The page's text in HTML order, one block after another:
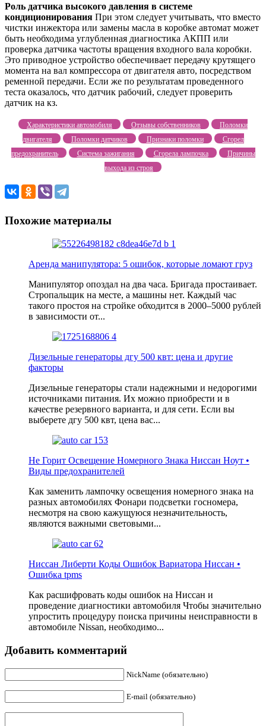
Роль датчика высокого давления в системе
кондиционирования При этом следует учитывать, что вместо
чистки инжектора или замены масла в коробке автомат может
быть необходима углубленная диагностика АКПП или
проверка датчика частоты вращения входного вала коробки.
Это приводное устройство обеспечивает передачу крутящего
момента на вал компрессора от двигателя авто, посредством
ременной передачи. Если же по результатам проведенного
теста оказалось, что датчик рабочий, следует проверить
датчик на кз.
Характеристики автомобиля Отзывы собственников
Поломки
двигателя
Поломки датчиков Признаки поломки
Сгорел
предохранитель
Система зажигания Сгорела лампочка
Причины
выхода из строя
Похожие материалы
Аренда манипулятора: 5 ошибок, которые ломают груз
Манипулятор опоздал на два часа. Бригада простаивает.
Стропальщик на месте, а машины нет. Каждый час
такого простоя на стройке обходится в 2000–5000 рублей
в зависимости от...
Дизельные генераторы дгу 500 квт: цена и другие
факторы
Дизельные генераторы стали надежными и недорогими
источниками питания. Их можно приобрести и в
качестве резервного варианта, и для сети. Если вы
выберете дгу 500 квт, цена вас...
Не Горит Освещение Номерного Знака Ниссан Ноут •
Виды предохранителей
Как заменить лампочку освещения номерного знака на
разных автомобилях Фонари подсветки госномера,
несмотря на свою кажущуюся незначительность,
являются важными световыми...
Ниссан Либерти Коды Ошибок Вариатора Ниссан •
Ошибка tpms
Как расшифровать коды ошибок на Ниссан и
проведение диагностики автомобиля Чтобы значительно
упростить процедуру поиска причины неисправности в
автомобиле Nissan, необходимо...
Добавить комментарий
NickName (обязательно)
E-mail (обязательно)